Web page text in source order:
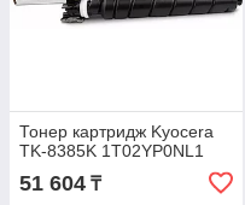
Тонер картридж Kyocera
TK-8385K 1T02YP0NL1
51 604 ₸